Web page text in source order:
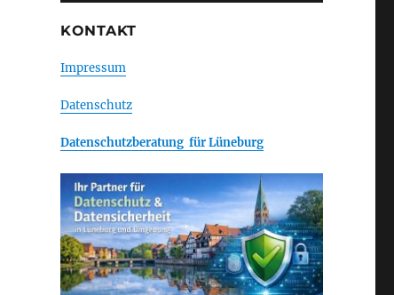
KONTAKT
Impressum
Datenschutz
Datenschutzberatung für Lüneburg